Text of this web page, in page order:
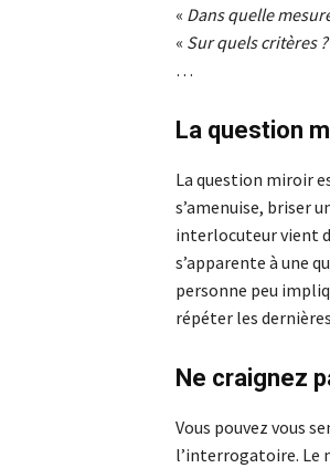
« Dans quelle
« Sur quels critères ?
…
La question
La question miroir
s’amenuise, briser
interlocuteur vient
s’apparente à une
personne peu
répéter les
Ne craignez
Vous pouvez vous
l’interrogatoire. Le